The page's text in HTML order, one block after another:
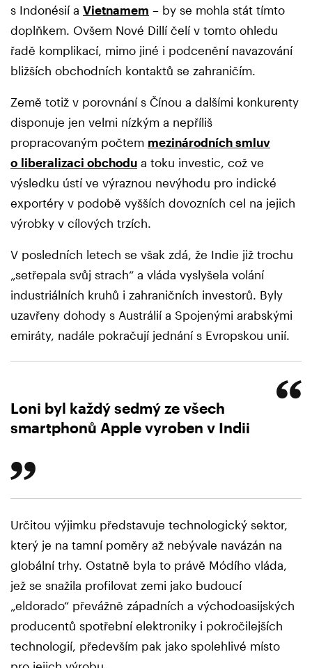
s Indonésií a Vietnamem – by se mohla stát tímto
doplňkem. Ovšem Nové Dillí čelí v tomto ohledu
řadě komplikací, mimo jiné i podcenění navazování
bližších obchodních kontaktů se zahraničím.
Země totiž v porovnání s Čínou a dalšími konkurenty
disponuje jen velmi nízkým a nepříliš
propracovaným počtem mezinárodních smluv
o liberalizaci obchodu a toku investic, což ve
výsledku ústí ve výraznou nevýhodu pro indické
exportéry v podobě vyšších dovozních cel na jejich
výrobky v cílových trzích.
V posledních letech se však zdá, že Indie již trochu
„setřepala svůj strach“ a vláda vyslyšela volání
industriálních kruhů i zahraničních investorů. Byly
uzavřeny dohody s Austrálií a Spojenými arabskými
emiráty, nadále pokračují jednání s Evropskou unií.
Loni byl každý sedmý ze všech
smartphonů Apple vyroben v Indii
Určitou výjimku představuje technologický sektor,
který je na tamní poměry až nebývale navázán na
globální trhy. Ostatně byla to právě Módího vláda,
jež se snažila profilovat zemi jako budoucí
„eldorado“ převážně západních a východoasijských
producentů spotřební elektroniky i pokročilejších
technologií, především pak jako spolehlivé místo